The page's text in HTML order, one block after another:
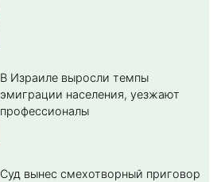
В Израиле выросли темпы
эмиграции населения, уезжают
профессионалы
Суд вынес смехотворный приговор